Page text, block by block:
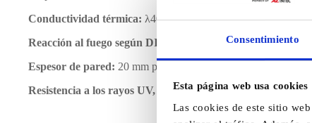
Consentimiento
Esta página web usa cookies
Las cookies de este sitio
Conductividad térmica: λ40 °C = 0,037 Wm-1K-1.
Reacción al fuego según DIN 4102:
clase B2.
Espesor de pared: 20 mm para todos los diámetros.
Resistencia a los rayos UV, apto para exteriores.